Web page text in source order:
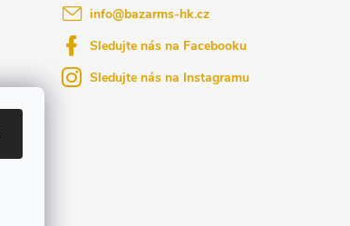
info@bazarms-hk.cz
Sledujte nás na Facebooku
Sledujte nás na Instagramu